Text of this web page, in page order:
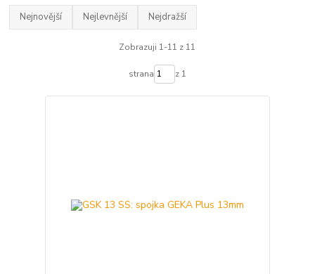
Nejnovější Nejlevnější Nejdražší
Zobrazuji 1-11 z 11
strana z 1